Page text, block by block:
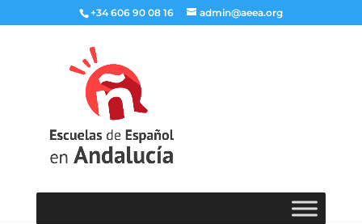
+34 606 90 08 16 admin@aeea.org